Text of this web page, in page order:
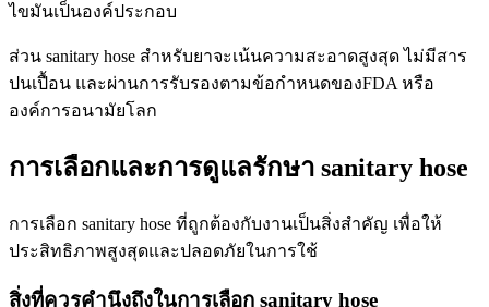
ไขมันเป็นองค์ประกอบ
ส่วน sanitary hose สำหรับยาจะเน้นความสะอาดสูงสุด ไม่มีสาร
ปนเปื้อน และผ่านการรับรองตามข้อกำหนดของFDA หรือ
องค์การอนามัยโลก
การเลือกและการดูแลรักษา sanitary hose
การเลือก sanitary hose ที่ถูกต้องกับงานเป็นสิ่งสำคัญ เพื่อให้
ประสิทธิภาพสูงสุดและปลอดภัยในการใช้
สิ่งที่ควรคำนึงถึงในการเลือก sanitary hose